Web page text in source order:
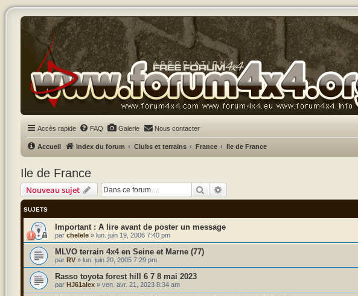
Accès rapide FAQ Galerie Nous contacter
Accueil Index du forum Clubs et terrains France Ile de France
Ile de France
Nouveau sujet Rechercher
SUJETS
A lire avant de poster un message
par chelele» lun. juin 19, 2006 7:40 pm
MLVO terrain 4x4 en Seine et Marne (77)
par RV» lun. juin 20, 2005 7:29 pm
Rasso toyota forest hill 6 7 8 mai 2023
par HJ61alex» ven. avr. 21, 2023 8:34 am